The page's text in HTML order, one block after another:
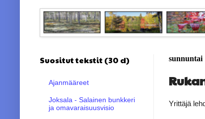
sunnuntai
Yrittäjä
Suositut tekstit (30 d)
Ajanmääreet
Joksala - Salainen bunkkeri
ja omavaraisuusvisio